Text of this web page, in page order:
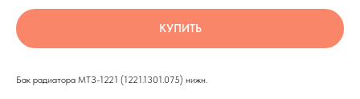
КУПИТЬ
Бак радиатора МТЗ-1221 (1221.1301.075) нижн.